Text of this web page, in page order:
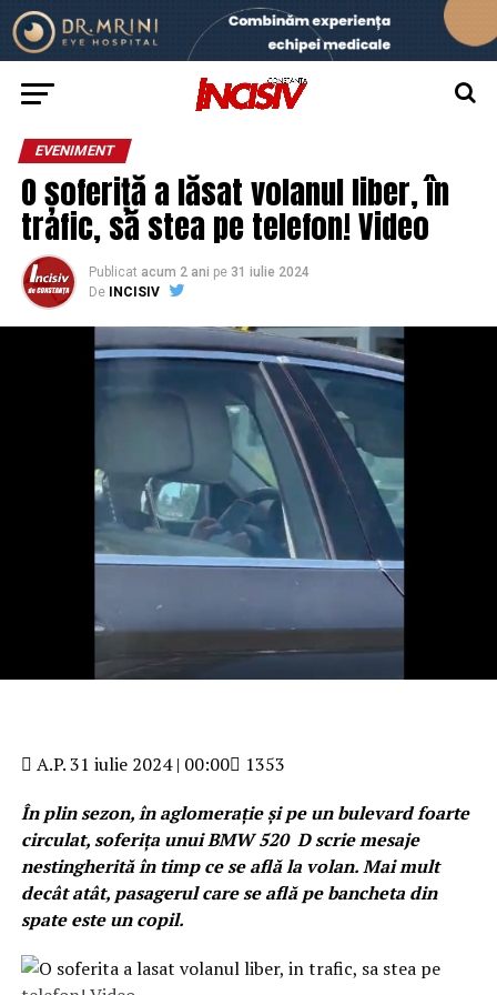
EVENIMENT
O șoferiță a lăsat volanul liber, în
trafic, să stea pe telefon! Video
Publicat acum 2 ani pe 31 iulie 2024
De
INCISIV
A.P.31 iulie 2024 | 00:00
1353
În plin sezon, în aglomerație și pe un bulevard foarte
circulat, soferița unui BMW 520 D scrie mesaje
nestingherită în timp ce se află la volan. Mai mult
decât atât, pasagerul care se află pe bancheta din
spate este un copil.